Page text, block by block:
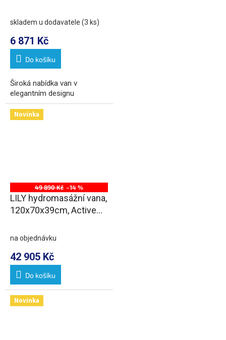
skladem u dodavatele (3 ks)
6 871 Kč
Do košíku
Široká nabídka van v
elegantním designu
Novinka
49 890 Kč –14 %
LILY hydromasážní vana,
120x70x39cm, Active
na objednávku
42 905 Kč
Do košíku
Novinka